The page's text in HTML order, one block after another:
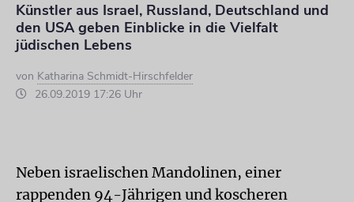
Künstler aus Israel, Russland, Deutschland und
den USA geben Einblicke in die Vielfalt
jüdischen Lebens
von Katharina Schmidt-Hirschfelder
26.09.2019 17:26 Uhr
Neben israelischen Mandolinen, einer
rappenden 94-Jährigen und koscheren